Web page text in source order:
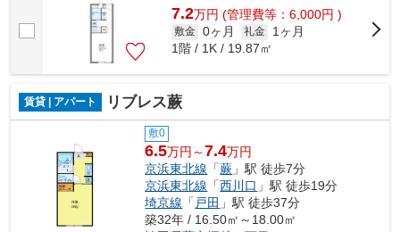
7.2万円 (管理費等：6,000円 )
敷金 0ヶ月 礼金
1ヶ月
1階 / 1K / 19.87㎡
賃貸 | アパート リブレス蕨
敷0
6.5万円～7.4万円
京浜東北線 「蕨 」駅 徒歩7分
京浜東北線 「西川口 」駅 徒歩19分
埼京線 「 戸田 」駅 徒歩37分
築32年 / 16.50㎡～18.00㎡